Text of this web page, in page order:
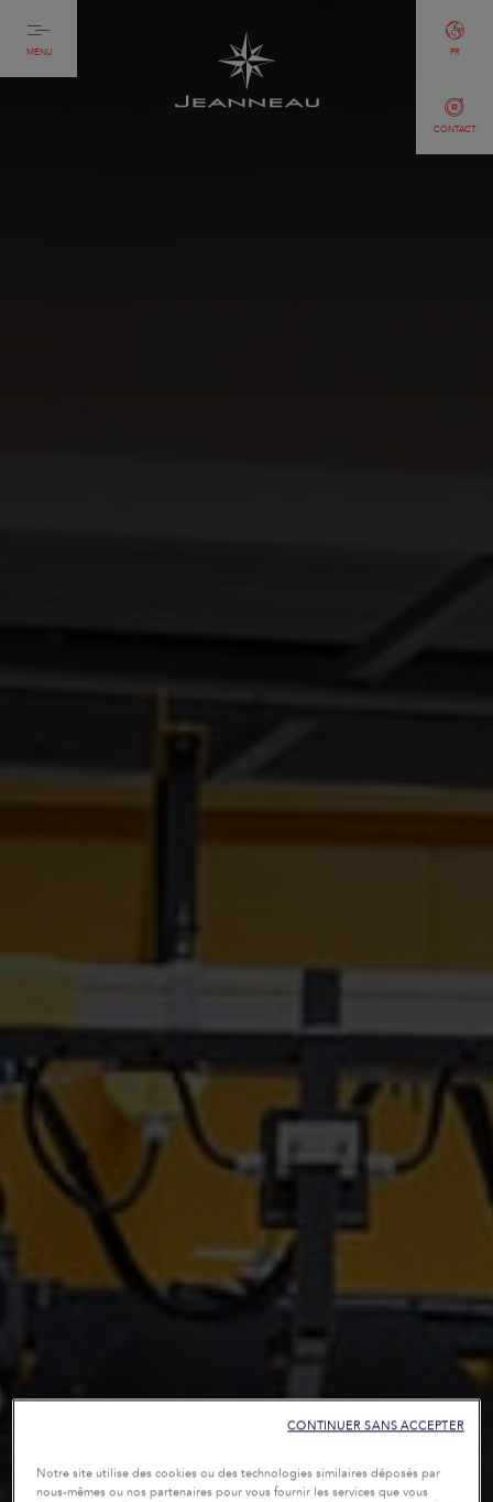
MENU
CONTACT
FR
Notre site utilise des cookies ou des technologies similaires déposés par
nous-mêmes ou nos partenaires pour vous fournir les services que vous
CONTINUER SANS ACCEPTER